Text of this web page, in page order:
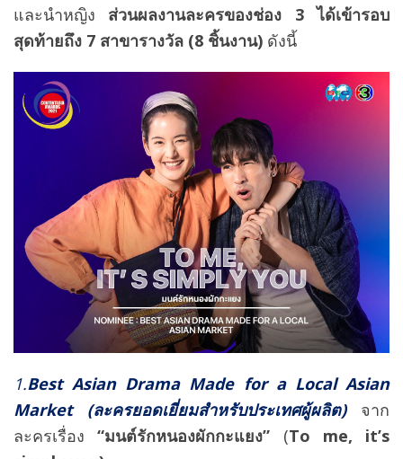
และนำหญิง ส่วนผลงานละครของช่อง 3 ได้เข้ารอบ
สุดท้ายถึง 7 สาขารางวัล (8 ชิ้นงาน) ดังนี้
1.Best Asian Drama Made for a Local Asian
Market (ละครยอดเยี่ยมสำหรับประเทศผู้ผลิต) จาก
ละครเรื่อง“มนต์รักหนองผักกะแยง” (To me, it’s